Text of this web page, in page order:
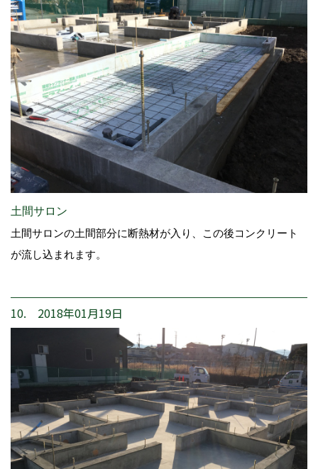
土間サロン
土間サロンの土間部分に断熱材が入り、この後コンクリート
が流し込まれます。
10. 2018年01月19日